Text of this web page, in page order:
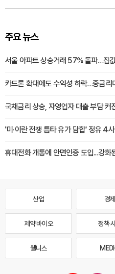
주요 뉴스
서울 아파트 상승거래 57% 돌파…집
카드론 확대에도 수익성 하락…중금리
국채금리 상승, 자영업자 대출 부담 커
'미·이란 전쟁 틈타 유가 담합' 정유 4
휴대전화 개통에 안면인증 도입...강화
산업 경제
제약·바이오 정책·
웰니스